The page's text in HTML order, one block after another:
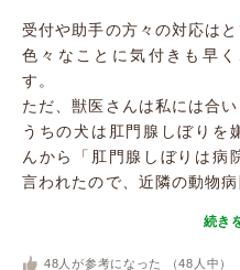
受付や助手の方々の対応はと
色々なことに気付きも早
す。
ただ、獣医さんは私には合い
うちの犬は肛門腺しぼりを
んから「肛門腺しぼりは病
言われたので、近隣の動物
続き
48 人が参考になった （48 人中）